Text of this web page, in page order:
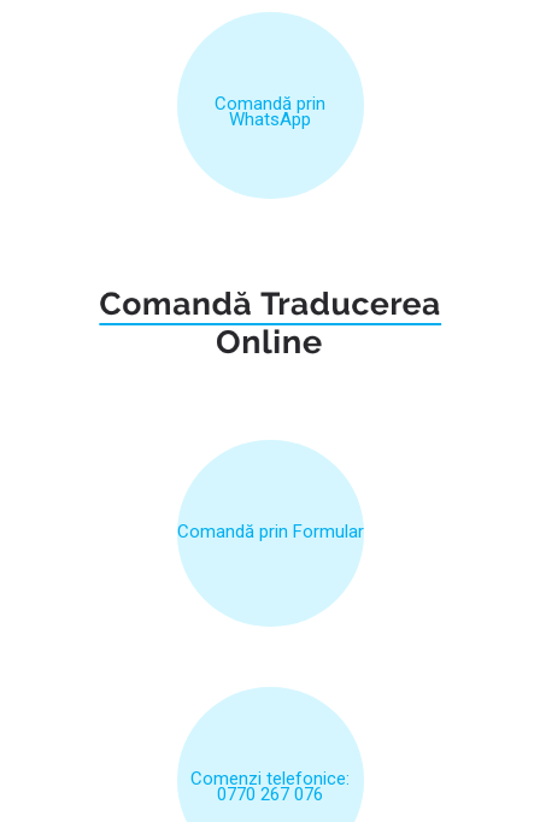
Comandă prin
WhatsApp
Comandă prin Formular
Comenzi telefonice:
0770 267 076